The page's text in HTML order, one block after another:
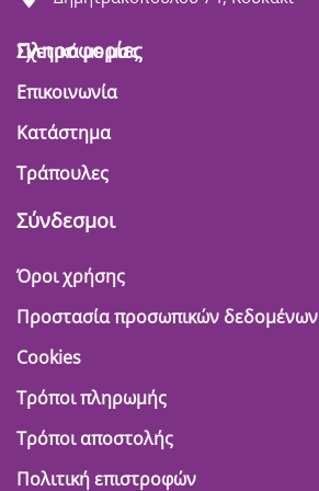
Πληροφορίες
Σχετικά με μας
Επικοινωνία
Κατάστημα
Τράπουλες
Σύνδεσμοι
Όροι χρήσης
Προστασία προσωπικών δεδομένων
Cookies
Τρόποι πληρωμής
Τρόποι αποστολής
Πολιτική επιστροφών